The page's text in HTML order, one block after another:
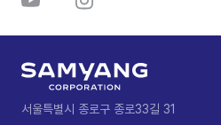
서울특별시 종로구 종로33길 31